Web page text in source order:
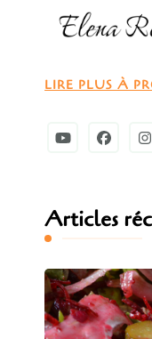
LIRE PLUS À
Articles